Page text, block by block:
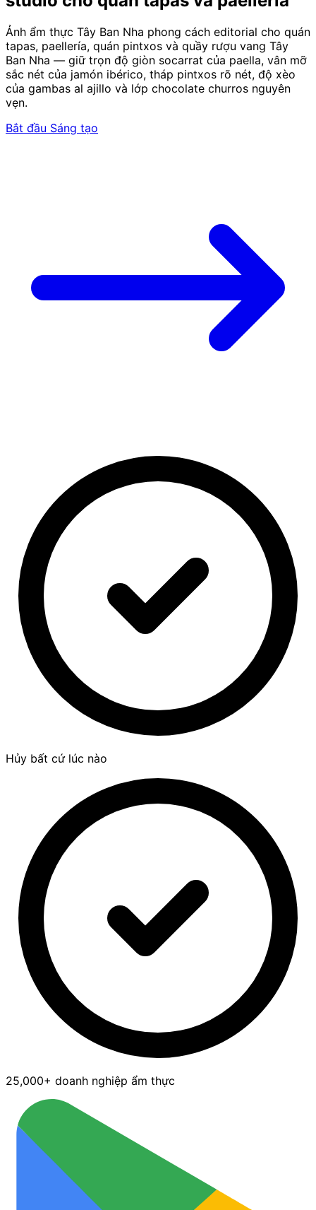
Ảnh ẩm thực Tây Ban Nha phong cách editorial cho quán
tapas, paellería, quán pintxos và quầy rượu vang Tây
Ban Nha — giữ trọn độ giòn socarrat của paella, vân mỡ
sắc nét của jamón ibérico, tháp pintxos rõ nét, độ xèo
của gambas al ajillo và lớp chocolate churros nguyên
vẹn.
Bắt đầu Sáng tạo
Hủy bất cứ lúc nào
25,000+ doanh nghiệp ẩm thực